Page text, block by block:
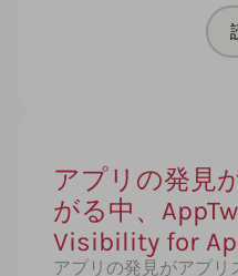
アプリの発見
がる中、
Visibility for
アプリの発見がアプリ